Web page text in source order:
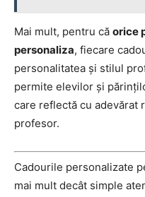
Mai mult, pentru că orice
personaliza, fiecare
personalitatea și stilul
permite elevilor și
care reflectă cu adevărat
profesor.
Cadourile personalizate
mai mult decât simple